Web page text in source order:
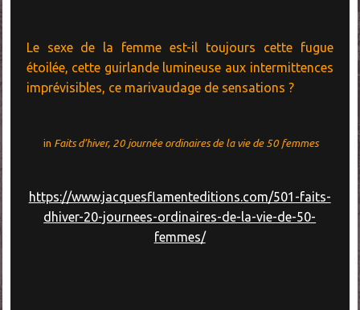
Le sexe de la femme est-il toujours cette fugue
étoilée, cette guirlande lumineuse aux intermittences
imprévisibles, ce marivaudage de sensations ?
in Faits d’hiver, 20 journée ordinaires de la vie de 50 femmes
https://www.jacquesflamenteditions.com/501-faits-
dhiver-20-journees-ordinaires-de-la-vie-de-50-
femmes/